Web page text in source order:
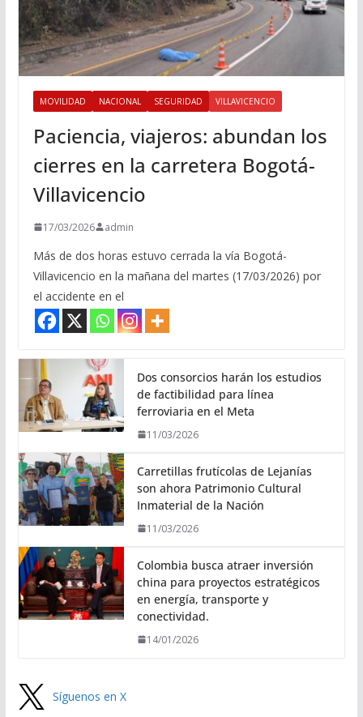
MOVILIDAD NACIONAL SEGURIDAD VILLAVICENCIO
Paciencia, viajeros: abundan los
cierres en la carretera Bogotá-
Villavicencio
17/03/2026 admin
Más de dos horas estuvo cerrada la vía Bogotá-
Villavicencio en la mañana del martes (17/03/2026) por
el accidente en el
Dos consorcios harán los estudios
de factibilidad para línea
ferroviaria en el Meta
11/03/2026
Carretillas frutícolas de Lejanías
son ahora Patrimonio Cultural
Inmaterial de la Nación
11/03/2026
Colombia busca atraer inversión
china para proyectos estratégicos
en energía, transporte y
conectividad.
14/01/2026
Síguenos en X